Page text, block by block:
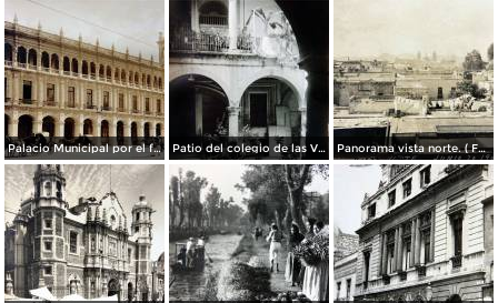
Palacio Municipal por el fotografo Hugo Brehme.. Patio del colegio de las Vizcainas por el fotografo Hugo Brehme. Panorama vista norte. ( Fechada el 20 de Junio de 1905 ).